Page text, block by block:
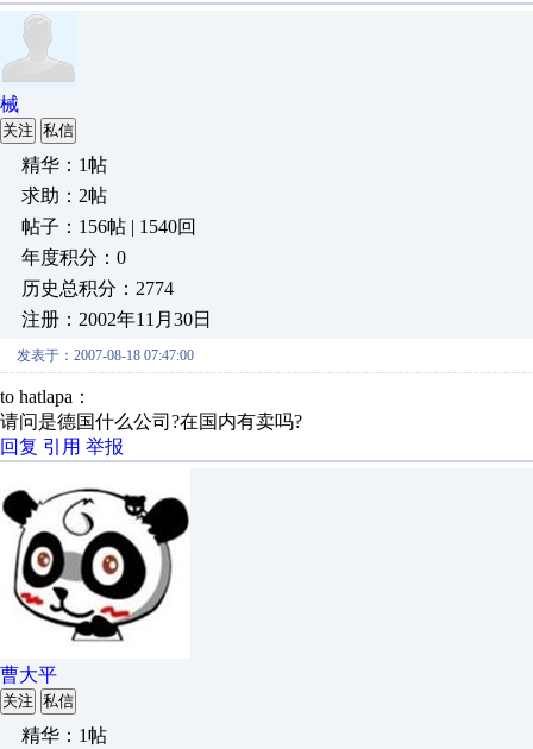
械
关注 私信
精华：1帖
求助：2帖
帖子：156帖 | 1540回
年度积分：0
历史总积分：2774
注册：2002年11月30日
发表于：2007-08-18 07:47:00
to hatlapa：
请问是德国什么公司?在国内有卖吗?
回复 引用 举报
曹大平
关注 私信
精华：1帖